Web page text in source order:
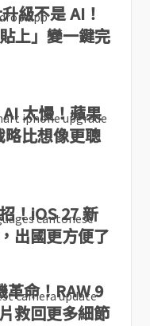
級不是 AI！
上」變一鍵完
太慢！蘋果
略比想像更聰
！iOS 27 新
出國更方便了
命！RAW 9
救回更多細節